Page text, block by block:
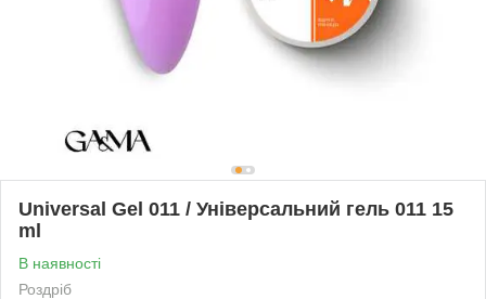
Universal Gel 011 / Універсальний гель 011 15
ml
В наявності
Роздріб